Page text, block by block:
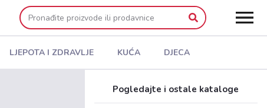
LJEPOTA I ZDRAVLJE KUĆA DJECA
Pogledajte i ostale kataloge